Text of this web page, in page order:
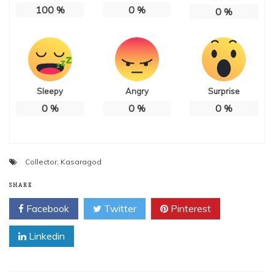
100% 0% 0%
Sleepy
0%
Angry
0%
Surprise
0%
Collector, Kasaragod
SHARE
Facebook Twitter Pinterest
Linkedin